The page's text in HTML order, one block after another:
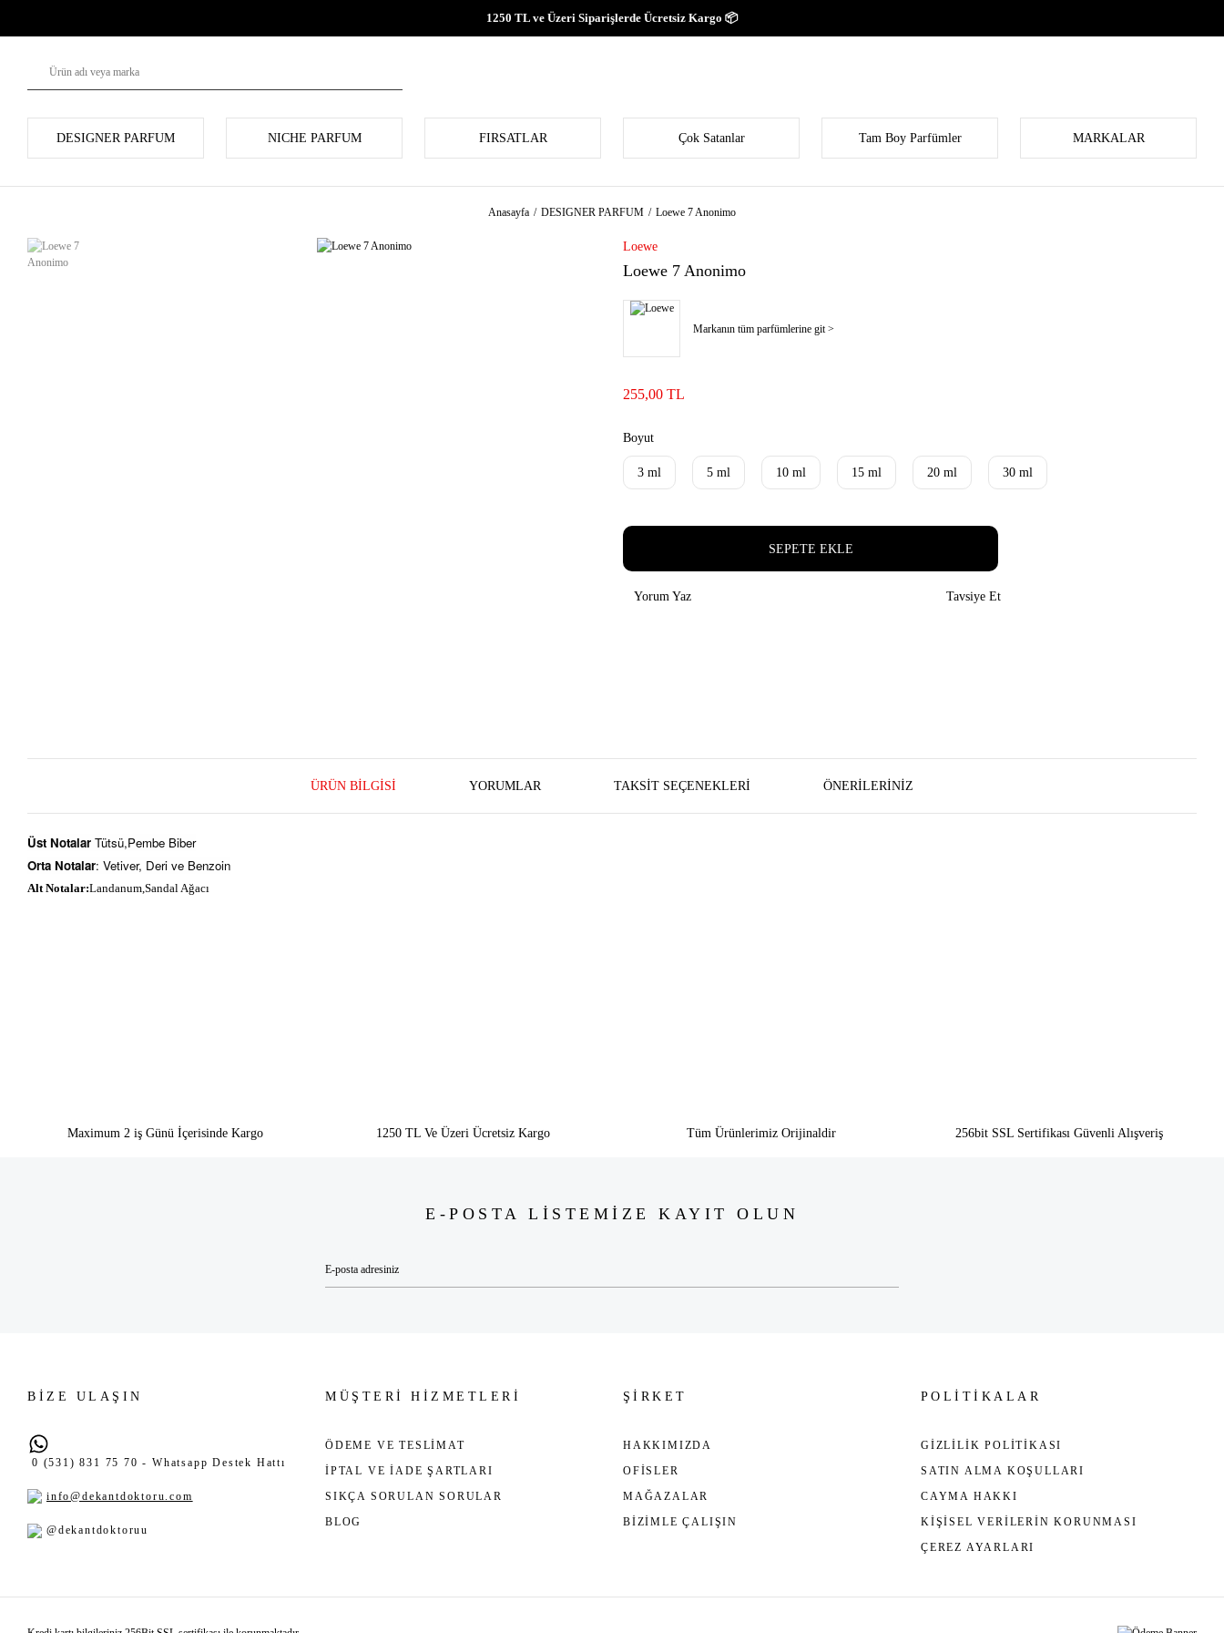
1250 TL ve Üzeri Siparişlerde Ücretsiz Kargo 📦
DESIGNER PARFUM NICHE PARFUM FIRSATLAR Çok Satanlar Tam Boy Parfümler MARKALAR
Anasayfa DESIGNER PARFUM Loewe 7 Anonimo
Loewe
Loewe 7 Anonimo
Markanın tüm parfümlerine git >
255,00 TL
Boyut
3 ml 5 ml 10 ml 15 ml 20 ml 30 ml
SEPETE EKLE
Yorum Yaz Tavsiye Et
ÜRÜN BILGISI YORUMLAR TAKSIT SEÇENEKLERI ÖNERILERINIZ
Üst Notalar Tütsü,Pembe Biber
Orta Notalar: Vetiver, Deri ve Benzoin
Alt Notalar:Landanum,Sandal Ağacı
Maximum 2 iş Günü İçerisinde Kargo 1250 TL Ve Üzeri Ücretsiz Kargo Tüm Ürünlerimiz Orijinaldir 256bit SSL Sertifikası Güvenli Alışveriş
E-POSTA LİSTEMİZE KAYIT OLUN
BİZE ULAŞIN
0 (531) 831 75 70 - Whatsapp Destek Hattı
info@dekantdoktoru.com
@dekantdoktoruu
MÜŞTERİ HİZMETLERİ
ÖDEME VE TESLİMAT
İPTAL VE İADE ŞARTLARI
SIKÇA SORULAN SORULAR
BLOG
ŞİRKET
HAKKIMIZDA
OFİSLER
MAĞAZALAR
BİZİMLE ÇALIŞIN
POLİTİKALAR
GİZLİLİK POLİTİKASI
SATIN ALMA KOŞULLARI
CAYMA HAKKI
KİŞİSEL VERİLERİN KORUNMASI
ÇEREZ AYARLARI